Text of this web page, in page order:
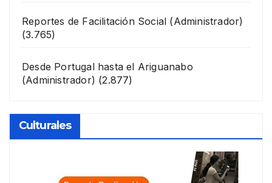
Reportes de Facilitación Social (Administrador)
(3.765)
Desde Portugal hasta el Ariguanabo
(Administrador) (2.877)
Culturales